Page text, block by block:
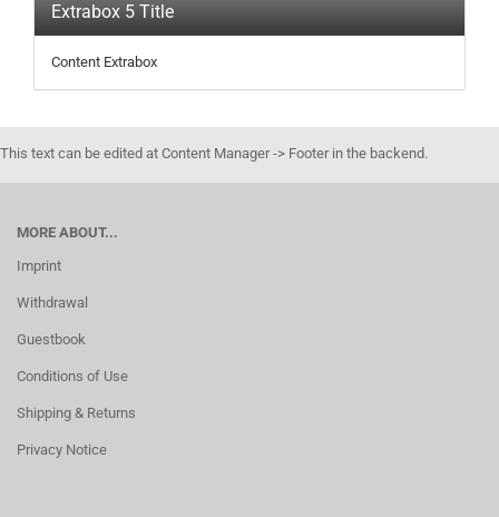
Extrabox 5 Title
Content Extrabox
This text can be edited at Content Manager -> Footer in the backend.
MORE ABOUT...
Imprint
Withdrawal
Guestbook
Conditions of Use
Shipping & Returns
Privacy Notice